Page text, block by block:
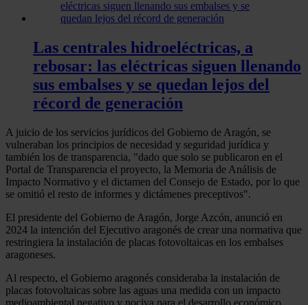
Las centrales hidroeléctricas, a
rebosar: las eléctricas siguen llenando
sus embalses y se quedan lejos del
récord de generación
A juicio de los servicios jurídicos del Gobierno de Aragón, se
vulneraban los principios de necesidad y seguridad jurídica y
también los de transparencia, "dado que solo se publicaron en el
Portal de Transparencia el proyecto, la Memoria de Análisis de
Impacto Normativo y el dictamen del Consejo de Estado, por lo que
se omitió el resto de informes y dictámenes preceptivos".
El presidente del Gobierno de Aragón, Jorge Azcón, anunció en
2024 la intención del Ejecutivo aragonés de crear una normativa que
restringiera la instalación de placas fotovoltaicas en los embalses
aragoneses.
Al respecto, el Gobierno aragonés consideraba la instalación de
placas fotovoltaicas sobre las aguas una medida con un impacto
medioambiental negativo y nociva para el desarrollo económico,